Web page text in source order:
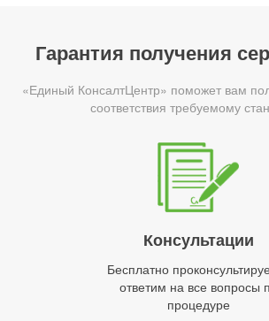
Гарантия получения
«Единый КонсалтЦентр» поможет вам
соответствия требуемому
Консультации
Бесплатно
ответим на все вопросы
процедуре